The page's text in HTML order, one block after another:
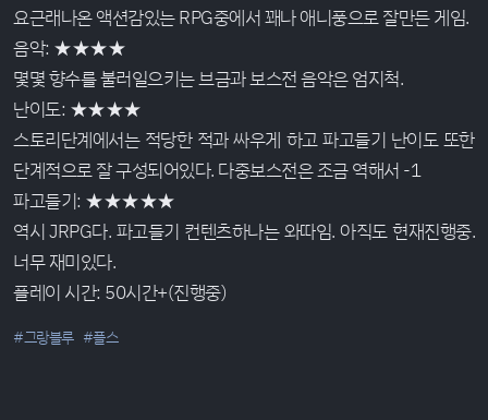
요근래나온 액션감있는 RPG중에서 꽤나 애니풍으로 잘만든 게임.
음악: ★★★★
몇몇 향수를 불러일으키는 브금과 보스전 음악은 엄지척.
난이도: ★★★★
스토리단계에서는 적당한 적과 싸우게 하고 파고들기 난이도 또한
단계적으로 잘 구성되어있다. 다중보스전은 조금 역해서 -1
파고들기: ★★★★★
역시 JRPG다. 파고들기 컨텐츠하나는 와따임. 아직도 현재진행중.
너무 재미있다.
플레이 시간: 50시간+(진행중)
#그랑블루 #플스